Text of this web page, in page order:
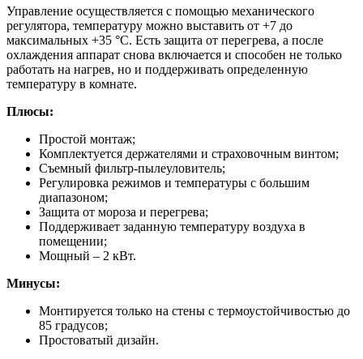
Управление осуществляется с помощью механического
регулятора, температуру можно выставить от +7 до
максимальных +35 °С. Есть защита от перегрева, а после
охлаждения аппарат снова включается и способен не только
работать на нагрев, но и поддерживать определенную
температуру в комнате.
Плюсы:
Простой монтаж;
Комплектуется держателями и страховочным винтом;
Съемный фильтр-пылеуловитель;
Регулировка режимов и температуры с большим
диапазоном;
Защита от мороза и перегрева;
Поддерживает заданную температуру воздуха в
помещении;
Мощный – 2 кВт.
Минусы:
Монтируется только на стены с термоустойчивостью до
85 градусов;
Простоватый дизайн.